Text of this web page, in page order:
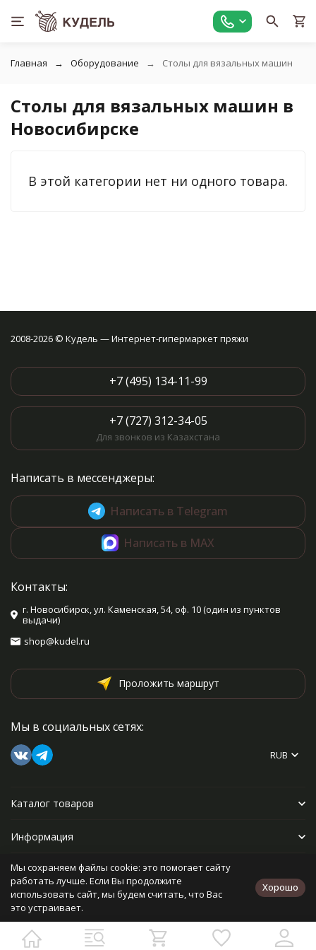
Главная Оборудование Столы для вязальных машин
Столы для вязальных машин в
Новосибирске
В этой категории нет ни одного товара.
2008-2026 © Кудель — Интернет-гипермаркет пряжи
+7 (495) 134-11-99
+7 (727) 312-34-05
Для звонков из Казахстана
Написать в мессенджеры:
Написать в Telegram
Написать в MAX
Контакты:
г. Новосибирск, ул. Каменская, 54, оф. 10 (один из пунктов
выдачи)
shop@kudel.ru
Проложить маршрут
Мы в социальных сетях:
RUB
Каталог товаров
Информация
Прочее
Политика персональных данных
Разработано в
bodysite.ru
Мы сохраняем файлы cookie: это помогает сайту
работать лучше. Если Вы продолжите
использовать сайт, мы будем считать, что Вас
это устраивает.
Хорошо